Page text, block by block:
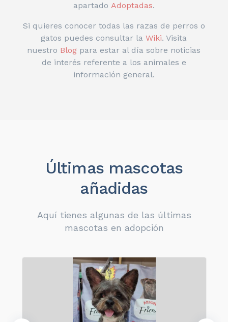
apartado Adoptadas.
Si quieres conocer todas las razas de perros o
gatos puedes consultar laWiki. Visita
nuestro Blog para estar al día sobre noticias
de interés referente a los animales e
información general.
Últimas mascotas
añadidas
Aquí tienes algunas de las últimas
mascotas en adopción